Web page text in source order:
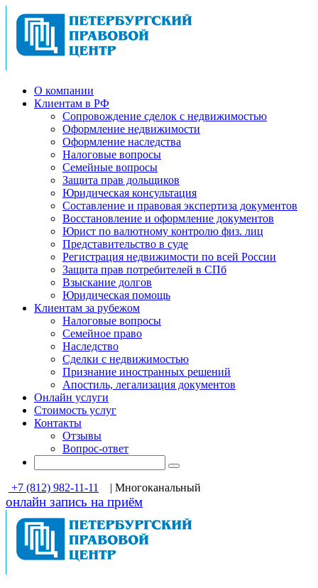
О компании
Клиентам в РФ
Cопровождение сделок с недвижимостью
Оформление недвижимости
Оформление наследства
Налоговые вопросы
Семейные вопросы
Защита прав дольщиков
Юридическая консультация
Составление и правовая экспертиза документов
Восстановление и оформление документов
Юрист по валютному контролю физ. лиц
Представительство в суде
Регистрация недвижимости по всей России
Защита прав потребителей в СПб
Взыскание долгов
Юридическая помощь
Клиентам за рубежом
Налоговые вопросы
Семейное право
Наследство
Сделки с недвижимостью
Признание иностранных решений
Апостиль, легализация документов
Онлайн услуги
Стоимость услуг
Контакты
Отзывы
Вопрос-ответ
+7 (812) 982-11-11 | Многоканальный
онлайн запись на приём